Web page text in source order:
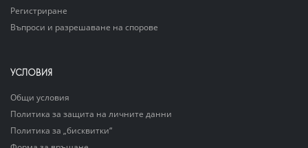
Регистриране
Въпроси и разрешаване на спорове
УСЛОВИЯ
Общи условия
Политика за защита на личните данни
Политика за „бисквитки“